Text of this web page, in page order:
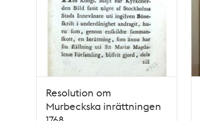
Resolution om
Murbeckska inrättningen